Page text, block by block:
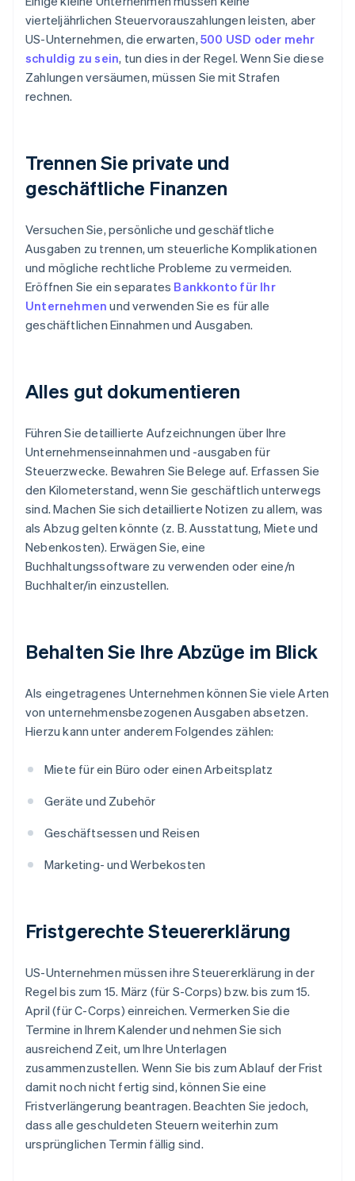
vierteljährlichen Steuervorauszahlungen leisten, aber
US-Unternehmen, die erwarten, 500 USD oder mehr
schuldig zu sein, tun dies in der Regel. Wenn Sie diese
Zahlungen versäumen, müssen Sie mit Strafen
rechnen.
Trennen Sie private und
geschäftliche Finanzen
Versuchen Sie, persönliche und geschäftliche
Ausgaben zu trennen, um steuerliche Komplikationen
und mögliche rechtliche Probleme zu vermeiden.
Eröffnen Sie ein separates Bankkonto für Ihr
Unternehmen und verwenden Sie es für alle
geschäftlichen Einnahmen und Ausgaben.
Alles gut dokumentieren
Führen Sie detaillierte Aufzeichnungen über Ihre
Unternehmenseinnahmen und -ausgaben für
Steuerzwecke. Bewahren Sie Belege auf. Erfassen Sie
den Kilometerstand, wenn Sie geschäftlich unterwegs
sind. Machen Sie sich detaillierte Notizen zu allem, was
als Abzug gelten könnte (z. B. Ausstattung, Miete und
Nebenkosten). Erwägen Sie, eine
Buchhaltungssoftware zu verwenden oder eine/n
Buchhalter/in einzustellen.
Behalten Sie Ihre Abzüge im Blick
Als eingetragenes Unternehmen können Sie viele Arten
von unternehmensbezogenen Ausgaben absetzen.
Hierzu kann unter anderem Folgendes zählen:
Miete für ein Büro oder einen Arbeitsplatz
Geräte und Zubehör
Geschäftsessen und Reisen
Marketing- und Werbekosten
Fristgerechte Steuererklärung
US-Unternehmen müssen ihre Steuererklärung in der
Regel bis zum 15. März (für S-Corps) bzw. bis zum 15.
April (für C-Corps) einreichen. Vermerken Sie die
Termine in Ihrem Kalender und nehmen Sie sich
ausreichend Zeit, um Ihre Unterlagen
zusammenzustellen. Wenn Sie bis zum Ablauf der Frist
damit noch nicht fertig sind, können Sie eine
Fristverlängerung beantragen. Beachten Sie jedoch,
dass alle geschuldeten Steuern weiterhin zum
ursprünglichen Termin fällig sind.